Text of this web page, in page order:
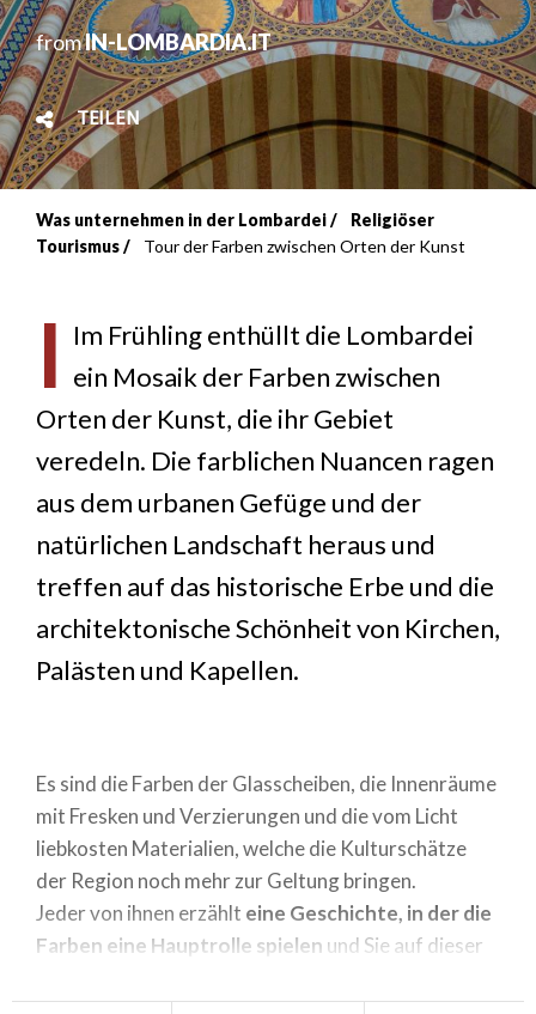
fromIN-LOMBARDIA.IT
TEILEN
Breadcrumb
Was unternehmen in der Lombardei
Religiöser
Tourismus
Tour der Farben zwischen Orten der Kunst
I Im Frühling enthüllt die Lombardei
ein Mosaik der Farben zwischen
Orten der Kunst, die ihr Gebiet
veredeln. Die farblichen Nuancen ragen
aus dem urbanen Gefüge und der
natürlichen Landschaft heraus und
treffen auf das historische Erbe und die
architektonische Schönheit von Kirchen,
Palästen und Kapellen.
Es sind die Farben der Glasscheiben, die Innenräume
mit Fresken und Verzierungen und die vom Licht
liebkosten Materialien, welche die Kulturschätze
der Region noch mehr zur Geltung bringen.
Jeder von ihnen erzählt eine Geschichte, in der die
Farben eine Hauptrolle spielen und Sie auf dieser